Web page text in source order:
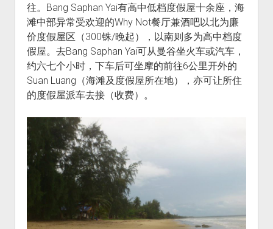
往。Bang Saphan Yai有高中低档度假屋十余座，海
滩中部异常受欢迎的Why Not餐厅兼酒吧以北为廉
价度假屋区（300铢/晚起），以南则多为高中档度
假屋。去Bang Saphan Yai可从曼谷坐火车或汽车，
约六七个小时，下车后可坐摩的前往6公里开外的
Suan Luang（海滩及度假屋所在地），亦可让所住
的度假屋派车去接（收费）。